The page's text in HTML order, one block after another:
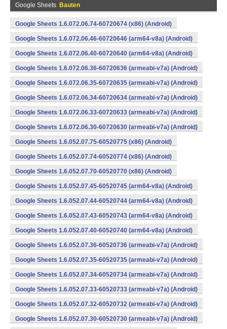
Google Sheets Bauten
Google Sheets 1.6.072.06.74-60720674 (x86) (Android)
Google Sheets 1.6.072.06.46-60720646 (arm64-v8a) (Android)
Google Sheets 1.6.072.06.40-60720640 (arm64-v8a) (Android)
Google Sheets 1.6.072.06.36-60720636 (armeabi-v7a) (Android)
Google Sheets 1.6.072.06.35-60720635 (armeabi-v7a) (Android)
Google Sheets 1.6.072.06.34-60720634 (armeabi-v7a) (Android)
Google Sheets 1.6.072.06.33-60720633 (armeabi-v7a) (Android)
Google Sheets 1.6.072.06.30-60720630 (armeabi-v7a) (Android)
Google Sheets 1.6.052.07.75-60520775 (x86) (Android)
Google Sheets 1.6.052.07.74-60520774 (x86) (Android)
Google Sheets 1.6.052.07.70-60520770 (x86) (Android)
Google Sheets 1.6.052.07.45-60520745 (arm64-v8a) (Android)
Google Sheets 1.6.052.07.44-60520744 (arm64-v8a) (Android)
Google Sheets 1.6.052.07.43-60520743 (arm64-v8a) (Android)
Google Sheets 1.6.052.07.40-60520740 (arm64-v8a) (Android)
Google Sheets 1.6.052.07.36-60520736 (armeabi-v7a) (Android)
Google Sheets 1.6.052.07.35-60520735 (armeabi-v7a) (Android)
Google Sheets 1.6.052.07.34-60520734 (armeabi-v7a) (Android)
Google Sheets 1.6.052.07.33-60520733 (armeabi-v7a) (Android)
Google Sheets 1.6.052.07.32-60520732 (armeabi-v7a) (Android)
Google Sheets 1.6.052.07.30-60520730 (armeabi-v7a) (Android)